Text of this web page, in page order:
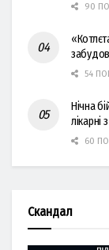
90
54
Нічна
60
Скандал